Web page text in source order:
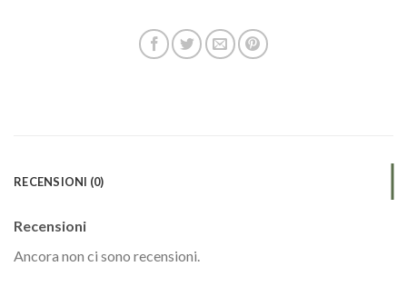
RECENSIONI (0)
Recensioni
Ancora non ci sono recensioni.